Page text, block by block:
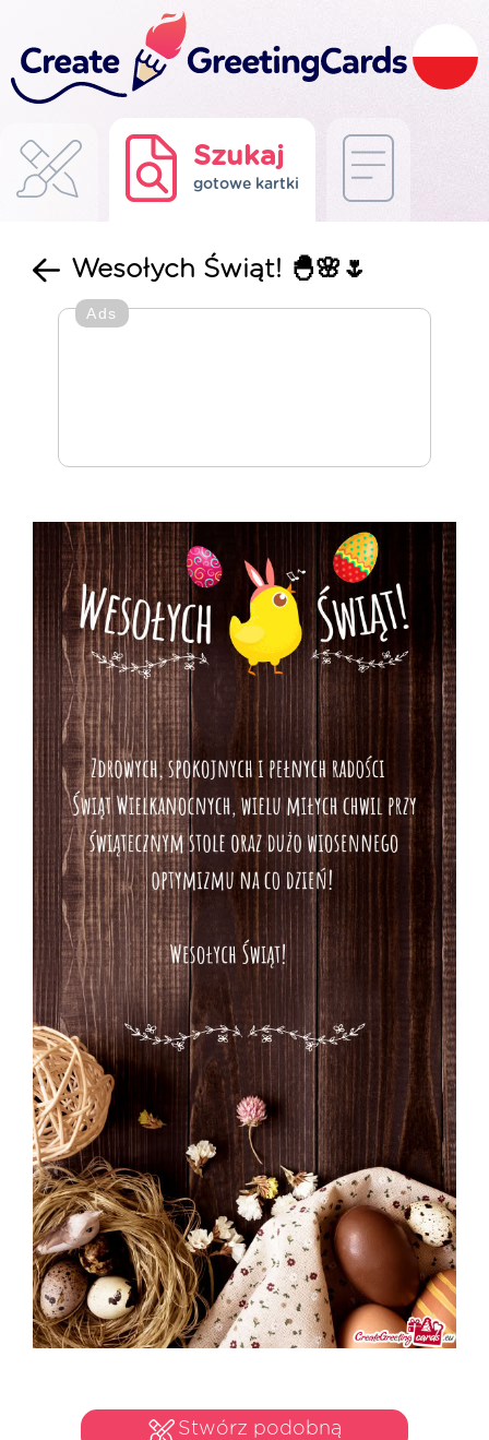
Szukaj
gotowe kartki
Wesołych Świąt! 🐣🌸🌷
Ads
Stwórz podobną